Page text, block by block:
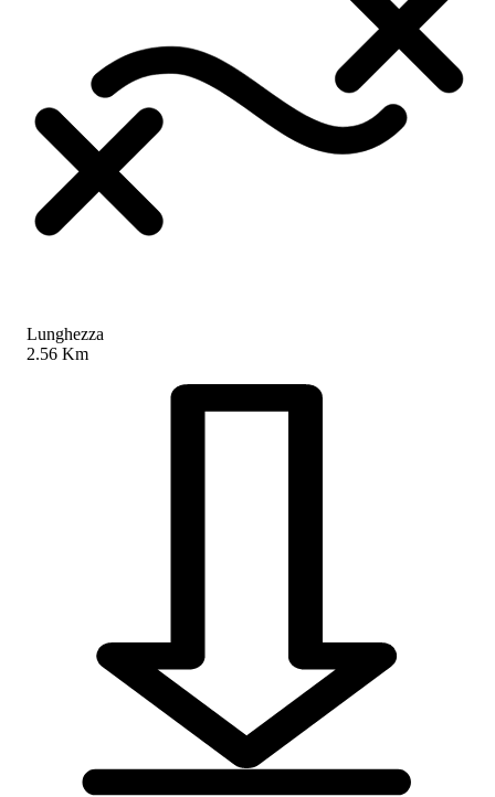
Lunghezza
2.56 Km